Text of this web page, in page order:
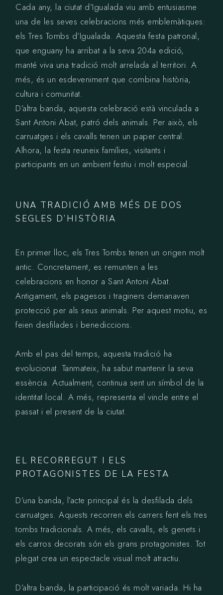
Cada any, la ciutat d’Igualada viu amb entusiasme
una de les seves celebracions més emblemàtiques:
els Tres Tombs d’Igualada. Aquesta festa patronal,
que enguany ha arribat a la seva 204a edició,
manté viva una tradició molt arrelada al territori. A
més, és un esdeveniment que combina història,
cultura i comunitat.
D’altra banda, aquesta celebració està vinculada a
Sant Antoni Abat, patró dels animals. Per això, els
carruatges i els cavalls tenen un paper central.
Alhora, la festa reuneix famílies, visitants i
participants en un ambient festiu i molt especial.
UNA TRADICIÓ AMB MÉS DE DOS
SEGLES D’HISTÒRIA
En primer lloc, els Tres Tombs tenen un origen molt
antic. Concretament, es remunten a les
celebracions en honor a Sant Antoni Abat.
Antigament, els pagesos i traginers demanaven
protecció per als seus animals. Per aquest motiu, es
feien desfilades i benediccions.
Amb el pas del temps, aquesta tradició ha
evolucionat. Tanmateix, ha sabut mantenir la seva
essència. Actualment, continua sent un símbol de la
identitat local. A més, representa el vincle entre el
passat i el present de la ciutat.
EL RECORREGUT I ELS
PROTAGONISTES DE LA FESTA
D’una banda, l’acte principal és la desfilada dels
carruatges. Aquests recorren els carrers fent els tres
tombs tradicionals. A més, els cavalls, els genets i
els carros decorats són els grans protagonistes. Tot
plegat crea un espectacle visual molt atractiu.
D’altra banda, la participació és molt variada. Hi ha